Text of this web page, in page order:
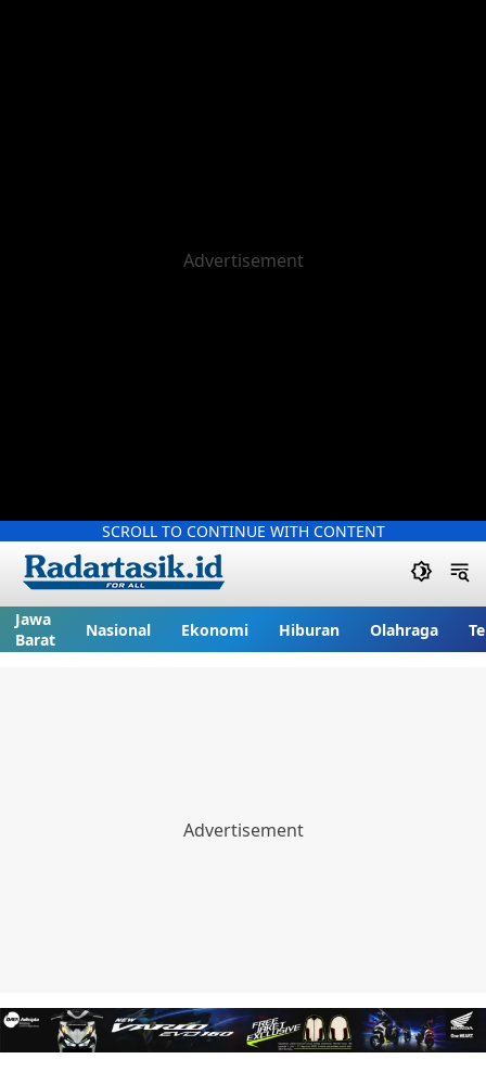
SCROLL TO CONTINUE WITH CONTENT
Jawa
Barat
Nasional Ekonomi Hiburan Olahraga